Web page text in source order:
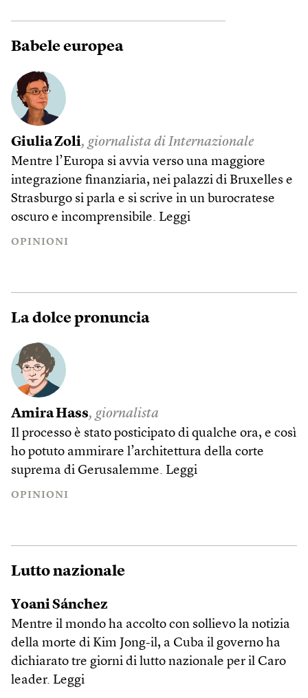
Babele europea
Giulia Zoli, giornalista di Internazionale
Mentre l’Europa si avvia verso una maggiore
integrazione finanziaria, nei palazzi di Bruxelles e
Strasburgo si parla e si scrive in un burocratese
oscuro e incomprensibile. Leggi
OPINIONI
La dolce pronuncia
Amira Hass, giornalista
Il processo è stato posticipato di qualche ora, e così
ho potuto ammirare l’architettura della corte
suprema di Gerusalemme. Leggi
OPINIONI
Lutto nazionale
Yoani Sánchez
Mentre il mondo ha accolto con sollievo la notizia
della morte di Kim Jong-il, a Cuba il governo ha
dichiarato tre giorni di lutto nazionale per il Caro
leader. Leggi